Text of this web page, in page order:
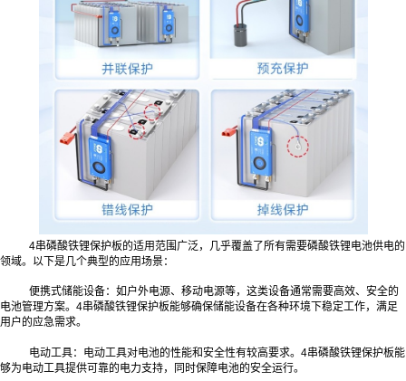
4串磷酸铁锂保护板的适用范围广泛，几乎覆盖了所有需要磷酸铁锂电池供电的
领域。以下是几个典型的应用场景：
便携式储能设备：如户外电源、移动电源等，这类设备通常需要高效、安全的
电池管理方案。4串磷酸铁锂保护板能够确保储能设备在各种环境下稳定工作，满足
用户的应急需求。
电动工具：电动工具对电池的性能和安全性有较高要求。4串磷酸铁锂保护板能
够为电动工具提供可靠的电力支持，同时保障电池的安全运行。